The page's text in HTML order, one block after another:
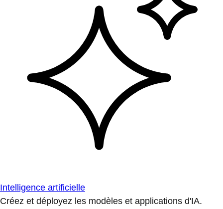
Intelligence artificielle
Créez et déployez les modèles et applications d'IA.